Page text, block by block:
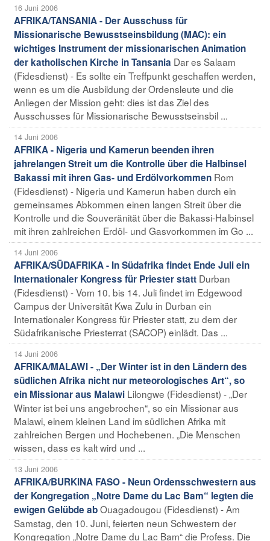
16 Juni 2006
AFRIKA/TANSANIA - Der Ausschuss für
Missionarische Bewusstseinsbildung (MAC): ein
wichtiges Instrument der missionarischen Animation
der katholischen Kirche in Tansania Dar es Salaam
(Fidesdienst) - Es sollte ein Treffpunkt geschaffen werden,
wenn es um die Ausbildung der Ordensleute und die
Anliegen der Mission geht: dies ist das Ziel des
Ausschusses für Missionarische Bewusstseinsbil ...
14 Juni 2006
AFRIKA - Nigeria und Kamerun beenden ihren
jahrelangen Streit um die Kontrolle über die Halbinsel
Bakassi mit ihren Gas- und Erdölvorkommen Rom
(Fidesdienst) - Nigeria und Kamerun haben durch ein
gemeinsames Abkommen einen langen Streit über die
Kontrolle und die Souveränität über die Bakassi-Halbinsel
mit ihren zahlreichen Erdöl- und Gasvorkommen im Go ...
14 Juni 2006
AFRIKA/SÜDAFRIKA - In Südafrika findet Ende Juli ein
Internationaler Kongress für Priester statt Durban
(Fidesdienst) - Vom 10. bis 14. Juli findet im Edgewood
Campus der Universität Kwa Zulu in Durban ein
Internationaler Kongress für Priester statt, zu dem der
Südafrikanische Priesterrat (SACOP) einlädt. Das ...
14 Juni 2006
AFRIKA/MALAWI - „Der Winter ist in den Ländern des
südlichen Afrika nicht nur meteorologisches Art“, so
ein Missionar aus Malawi Lilongwe (Fidesdienst) - „Der
Winter ist bei uns angebrochen“, so ein Missionar aus
Malawi, einem kleinen Land im südlichen Afrika mit
zahlreichen Bergen und Hochebenen. „Die Menschen
wissen, dass es kalt wird und ...
13 Juni 2006
AFRIKA/BURKINA FASO - Neun Ordensschwestern aus
der Kongregation „Notre Dame du Lac Bam“ legten die
ewigen Gelübde abOuagadougou (Fidesdienst) - Am
Samstag, den 10. Juni, feierten neun Schwestern der
Kongregation „Notre Dame du Lac Bam“ die Profess. Die